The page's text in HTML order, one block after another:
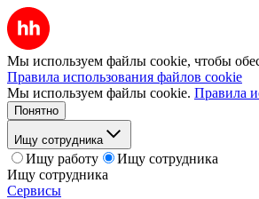
Мы используем файлы cookie, чтобы
Правила использования файлов cookie
Мы используем файлы cookie. Правила
Понятно
Ищу сотрудника
Ищу работу
Ищу сотрудника
Ищу сотрудника
Сервисы